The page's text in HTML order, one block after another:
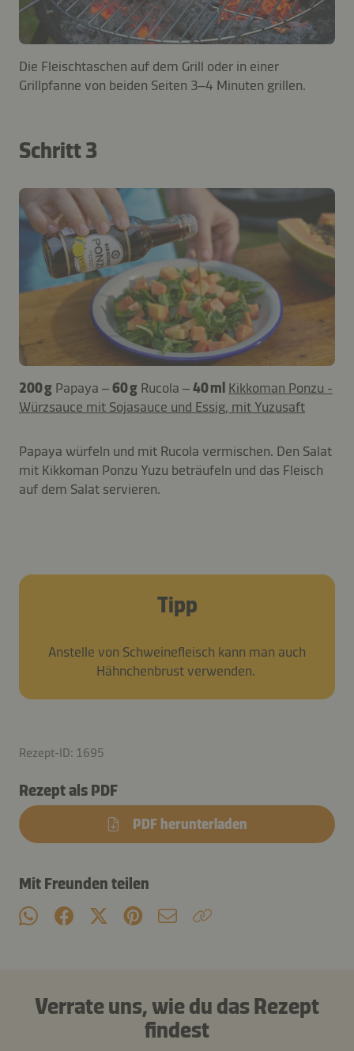
Die Fleischtaschen auf dem Grill oder in einer
Grillpfanne von beiden Seiten 3–4 Minuten grillen.
Schritt 3
200 g Papaya –60 g Rucola –40 ml Kikkoman Ponzu -
Würzsauce mit Sojasauce und Essig, mit Yuzusaft
Papaya würfeln und mit Rucola vermischen. Den Salat
mit Kikkoman Ponzu Yuzu beträufeln und das Fleisch
auf dem Salat servieren.
Tipp
Anstelle von Schweinefleisch kann man auch
Hähnchenbrust verwenden.
Rezept-ID: 1695
Rezept als PDF
PDF herunterladen
Mit Freunden teilen
Verrate uns, wie du das Rezept
findest